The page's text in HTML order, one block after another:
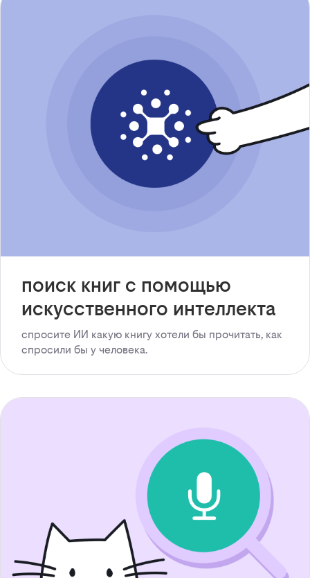
поиск книг с помощью
искусственного интеллекта
спросите ИИ какую книгу хотели бы прочитать, как
спросили бы у человека.